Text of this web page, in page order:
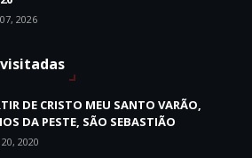
2026
DE CRISTO MEU SANTO VARÃO,
DA PESTE, SÃO SEBASTIÃO
2020